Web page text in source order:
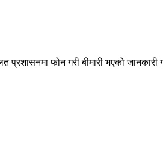
फोन गरी बीमारी भएको जानकारी